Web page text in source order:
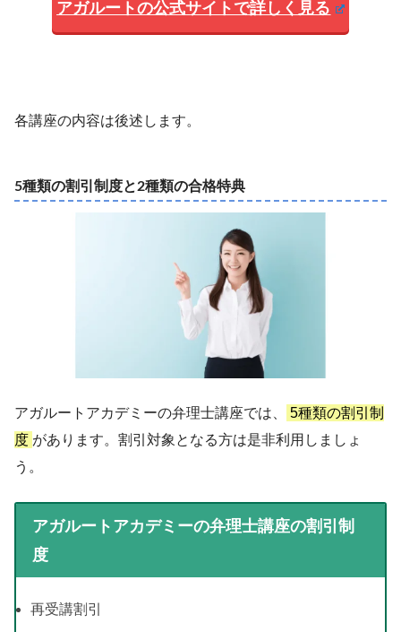
アガルートの公式サイトで詳しく見る
各講座の内容は後述します。
5種類の割引制度と2種類の合格特典
アガルートアカデミーの弁理士講座では、
5種類の割引制
度 があります。割引対象となる方は是非利用しましょ
う。
アガルートアカデミーの弁理士講座の割引制
度
再受講割引